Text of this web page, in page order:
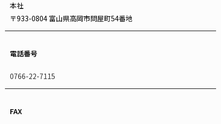
本社
〒933-0804 富山県高岡市問屋町54番地
電話番号
0766-22-7115
FAX